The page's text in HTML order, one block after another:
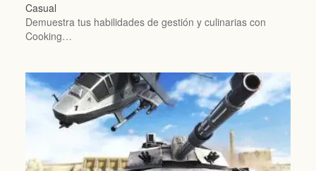
Casual
Demuestra tus habilidades de gestión y culinarias con
Cooking…